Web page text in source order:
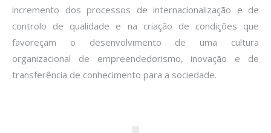
incremento dos processos de internacionalização e de
controlo de qualidade e na criação de condições que
favoreçam o desenvolvimento de uma cultura
organizacional de empreendedorismo, inovação e de
transferência de conhecimento para a sociedade.